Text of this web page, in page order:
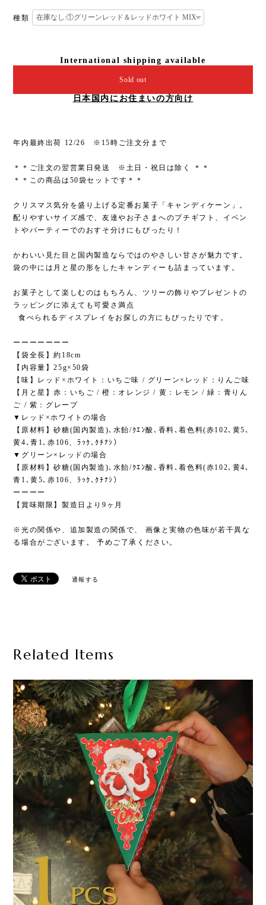
種類
International shipping available
Sold out
日本国内にお住まいの方向け
年内最終出荷 12/26 ※15時ご注文分まで
＊＊ご注文の翌営業日発送 ※土日・祝日は除く ＊＊
＊＊この商品は50袋セットです＊＊
クリスマス気分を盛り上げる定番お菓子「キャンディケーン」。
配りやすいサイズ感で、友達やお子さまへのプチギフト、イベン
トやパーティーでのおすそ分けにもぴったり！
かわいい見た目と国内製造ならではのやさしい甘さが魅力です。
袋の中には月と星の形をしたキャンディーも詰まっています。
お菓子として楽しむのはもちろん、ツリーの飾りやプレゼントの
ラッピングに添えても可愛さ満点
食べられるディスプレイをお探しの方にもぴったりです。
ーーーーーーー
【袋全長】約18cm
【内容量】25g×50袋
【味】レッド×ホワイト：いちご味 / グリーン×レッド：りんご味
【月と星】赤：いちご / 橙：オレンジ / ⻩：レモン / 緑：⻘りん
ご / 紫：グレープ
▼レッド×ホワイトの場合
【原材料】砂糖(国内製造)､水飴/ｸｴﾝ酸､香料､着色料(赤102､黄5､
黄4､青1､赤106、ﾗｯｸ､ｸﾁﾅｼ）
▼グリーン×レッドの場合
【原材料】砂糖(国内製造)､水飴/ｸｴﾝ酸､香料､着色料(赤102､黄4､
青1､黄5､赤106、ﾗｯｸ､ｸﾁﾅｼ）
ーーーー
【賞味期限】製造日より9ヶ月
※光の関係や、追加製造の関係で、 画像と実物の色味が若干異な
る場合がございます。 予めご了承ください。
通報する
Related Items